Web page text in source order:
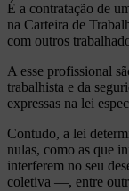
É a contratação de
na Carteira de
com outros
A esse profissional
trabalhista e da
expressas na lei
Contudo, a lei
nulas, como as que
interferem no seu
coletiva —, entre